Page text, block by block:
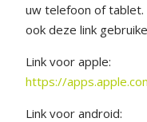
uw telefoon of tablet.
ook deze link
Link voor apple:
https://
Link voor android: